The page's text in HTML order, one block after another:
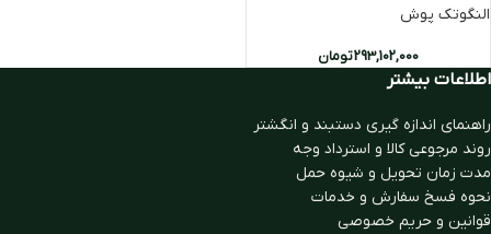
النگوتک پوش
293,102,000تومان
اطلاعات بیشتر
راهنمای اندازه گیری دستبند و انگشتر
روند مرجوعی کالا و استرداد وجه
مدت زمان تحويل و شیوه حمل
نحوه فسخ سفارش و خدمات
قوانین و حریم خصوصی